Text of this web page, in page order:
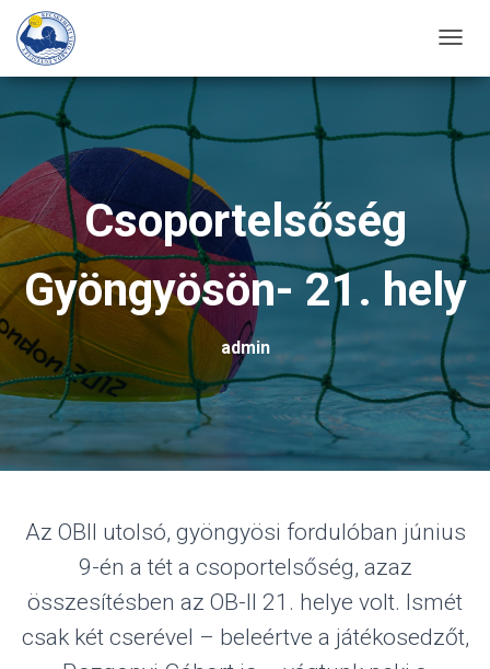
G
G
L
E
I
G
A
T
I
N
Csoportelsőség
Gyöngyösön- 21. hely
admin
Az OBII utolsó, gyöngyösi fordulóban június
9-én a tét a csoportelsőség, azaz
összesítésben az OB-II 21. helye volt. Ismét
csak két cserével – beleértve a játékosedzőt,